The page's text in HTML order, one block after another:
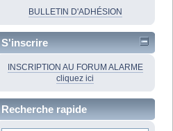
BULLETIN D'ADHÉSION
S'inscrire
INSCRIPTION AU FORUM ALARME
cliquez ici
Recherche rapide